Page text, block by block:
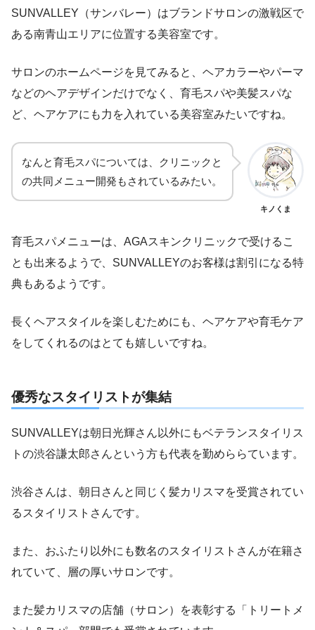
SUNVALLEY（サンバレー）はブランドサロンの激戦区で
ある南青山エリアに位置する美容室です。
サロンのホームページを見てみると、ヘアカラーやパーマ
などのヘアデザインだけでなく、育毛スパや美髪スパな
ど、ヘアケアにも力を入れている美容室みたいですね。
なんと育毛スパについては、クリニックと
の共同メニュー開発もされているみたい。
キノくま
育毛スパメニューは、AGAスキンクリニックで受けるこ
とも出来るようで、SUNVALLEYのお客様は割引になる特
典もあるようです。
長くヘアスタイルを楽しむためにも、ヘアケアや育毛ケア
をしてくれるのはとても嬉しいですね。
優秀なスタイリストが集結
SUNVALLEYは朝日光輝さん以外にもベテランスタイリス
トの渋谷謙太郎さんという方も代表を勤めららています。
渋谷さんは、朝日さんと同じく髪カリスマを受賞されてい
るスタイリストさんです。
また、おふたり以外にも数名のスタイリストさんが在籍さ
れていて、層の厚いサロンです。
また髪カリスマの店舗（サロン）を表彰する「トリートメ